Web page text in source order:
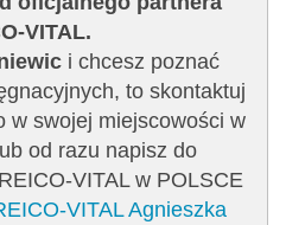
VITAL.
i chcesz poznać
to skontaktuj
w swojej miejscowości w
od razu napisz do
VITAL w POLSCE
VITAL Agnieszka